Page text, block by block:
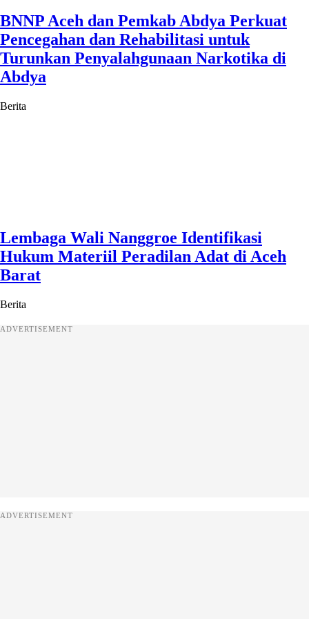
BNNP Aceh dan Pemkab Abdya Perkuat
Pencegahan dan Rehabilitasi untuk
Turunkan Penyalahgunaan Narkotika di
Abdya
Berita
Lembaga Wali Nanggroe Identifikasi
Hukum Materiil Peradilan Adat di Aceh
Barat
Berita
ADVERTISEMENT
ADVERTISEMENT